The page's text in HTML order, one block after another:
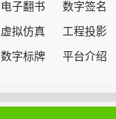
电子翻书 数字签名
虚拟仿真 工程投影
数字标牌 平台介绍